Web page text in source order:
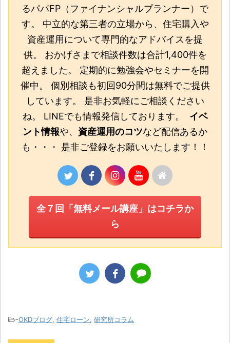
るパパFP（ファイナンシャルプランナー）で
す。 中立的な第三者の立場から、住宅購入や
資産運用について専門的なアドバイスを提
供。 おかげさまで相談件数は合計1,400件を
超えました。 定期的に勉強会やセミナーを開
催中。 個別相談も初回90分間は無料でご提供
しています。 是非お気軽にご相談ください
ね。 LINEでも情報発信しております。 イベ
ント情報や、 資産運用のコツなど配信あるか
も・・・ 是非ご登録をお願いいたします！！
全７回「無料メール講座」はコチラか
ら
-OKDブログ, 住宅ローン, 研究所コラム